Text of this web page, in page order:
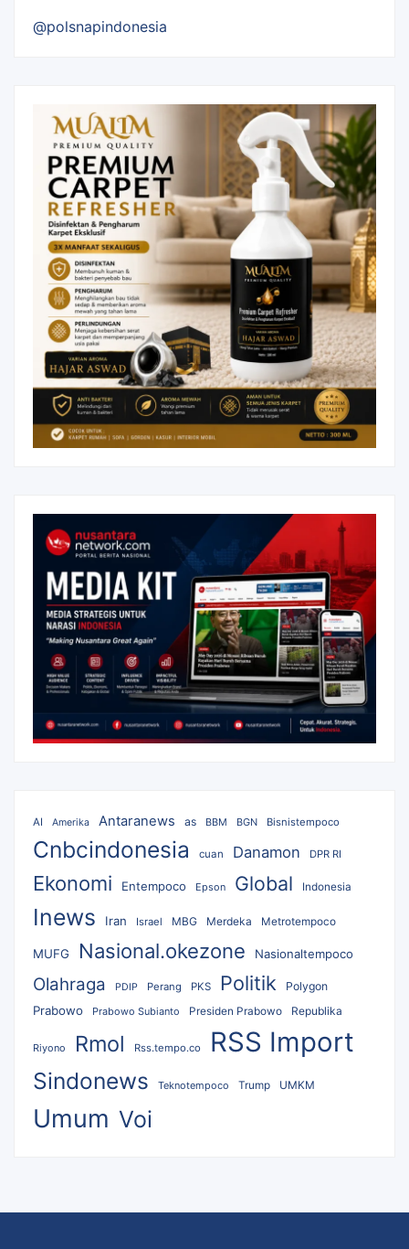
@polsnapindonesia
AI Amerika Antaranews as BBM BGN Bisnistempoco
Cnbcindonesia cuan Danamon DPR RI
Ekonomi Entempoco Epson Global Indonesia
Inews Iran Israel MBG Merdeka Metrotempoco
MUFG Nasional.okezone Nasionaltempoco
Olahraga PDIP Perang PKS Politik Polygon
Prabowo Prabowo Subianto Presiden Prabowo Republika
Riyono Rmol Rss.tempo.co RSS Import
Sindonews Teknotempoco Trump UMKM
Umum Voi